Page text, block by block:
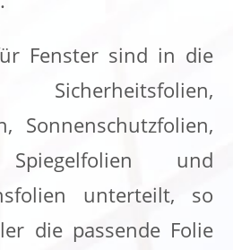
Fenster sind in die
Sonnenschutzfolien,
Spiegelfolien und
unterteilt, so
die passende Folie